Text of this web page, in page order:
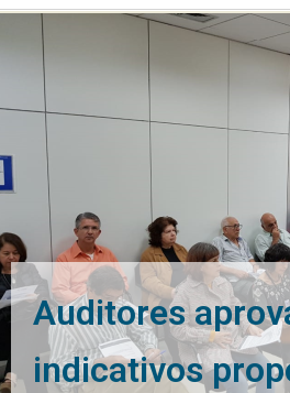
Auditores
indicativos